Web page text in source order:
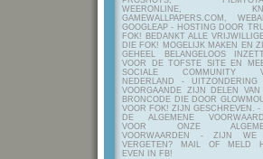
WEERONLINE,
GAMEWALLPAPERS.COM,
GOOGLEAP - HOSTING DOOR
FOK! BEDANKT ALLE
DIE FOK! MOGELIJK MAKEN EN
GEHEEL BELANGELOOS
VOOR DE TOFSTE SITE EN
SOCIALE COMMUNITY
NEDERLAND - UITZONDERING
VOORGAANDE ZIJN DELEN VAN
BRONCODE DIE DOOR
VOOR FOK! ZIJN GESCHREVEN. -
DE ALGEMENE
VOOR ONZE
VOORWAARDEN - ZIJN WE
VERGETEN? MAIL OF MELD
EVEN IN FB!